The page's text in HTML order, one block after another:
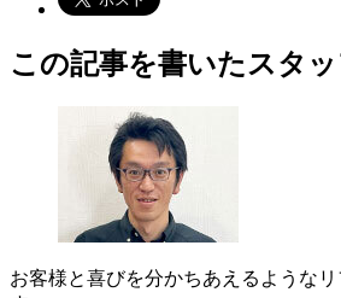
この記事を書いたスタッ
お客様と喜びを分かちあえるような